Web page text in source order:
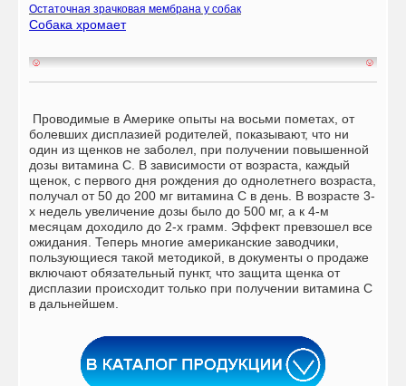
Остаточная зрачковая мембрана у собак
Собака хромает
Проводимые в Америке опыты на восьми пометах, от
болевших дисплазией родителей, показывают, что ни
один из щенков не заболел, при получении повышенной
дозы витамина С. В зависимости от возраста, каждый
щенок, с первого дня рождения до однолетнего возраста,
получал от 50 до 200 мг витамина С в день. В возрасте 3-
х недель увеличение дозы было до 500 мг, а к 4-м
месяцам доходило до 2-х грамм. Эффект превзошел все
ожидания. Теперь многие американские заводчики,
пользующиеся такой методикой, в документы о продаже
включают обязательный пункт, что защита щенка от
дисплазии происходит только при получении витамина С
в дальнейшем.